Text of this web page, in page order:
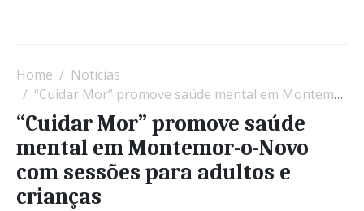
Home
Notícias
“Cuidar Mor” promove saúde mental em Montemor-o-Novo com sessões para adultos e crianças
“Cuidar Mor” promove saúde
mental em Montemor-o-Novo
com sessões para adultos e
crianças